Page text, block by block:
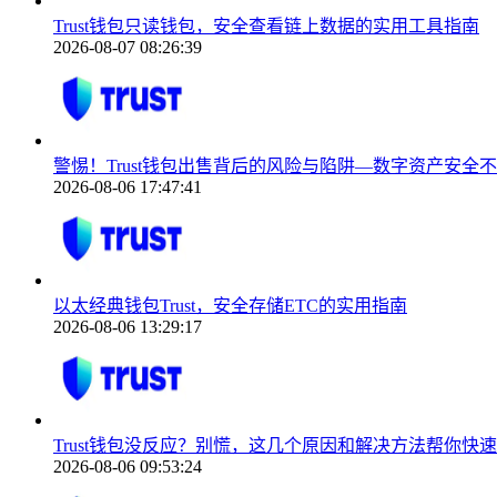
Trust钱包只读钱包，安全查看链上数据的实用工具指南
2026-08-07 08:26:39
警惕！Trust钱包出售背后的风险与陷阱—数字资产安全
2026-08-06 17:47:41
以太经典钱包Trust，安全存储ETC的实用指南
2026-08-06 13:29:17
Trust钱包没反应？别慌，这几个原因和解决方法帮你快
2026-08-06 09:53:24